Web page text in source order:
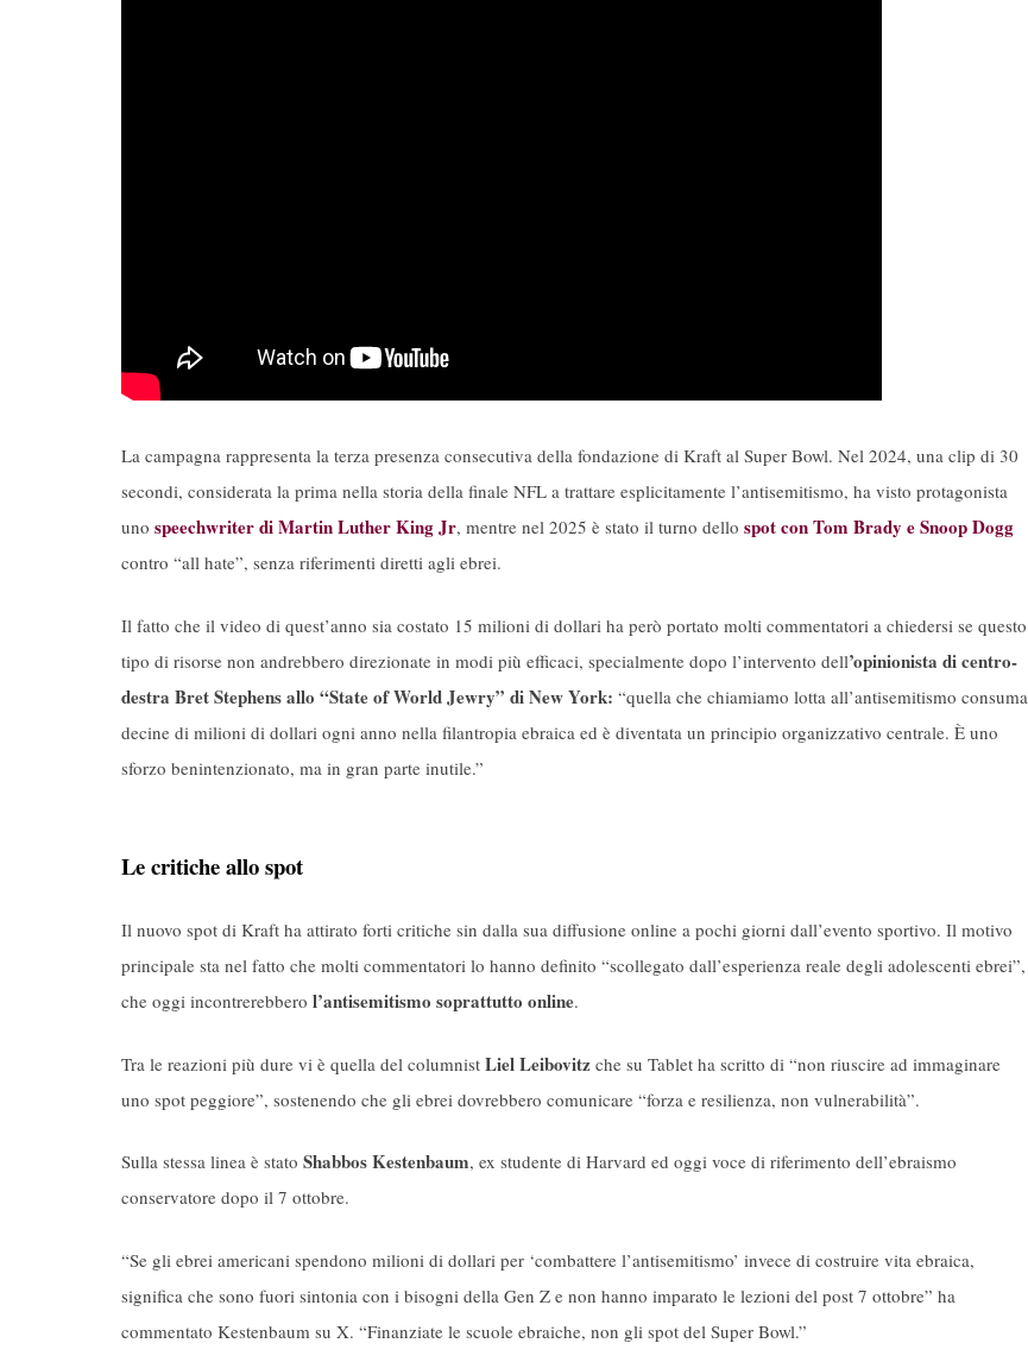
La campagna rappresenta la terza presenza consecutiva della fondazione di Kraft al Super Bowl. Nel 2024, una clip di 30
secondi, considerata la prima nella storia della finale NFL a trattare esplicitamente l’antisemitismo, ha visto protagonista
uno speechwriter di Martin Luther King Jr, mentre nel 2025 è stato il turno dello spot con Tom Brady e Snoop Dogg
contro “all hate”, senza riferimenti diretti agli ebrei.
Il fatto che il video di quest’anno sia costato 15 milioni di dollari ha però portato molti commentatori a chiedersi se questo
tipo di risorse non andrebbero direzionate in modi più efficaci, specialmente dopo l’intervento dell’opinionista di centro-
destra Bret Stephens allo “State of World Jewry” di New York: “quella che chiamiamo lotta all’antisemitismo consuma
decine di milioni di dollari ogni anno nella filantropia ebraica ed è diventata un principio organizzativo centrale. È uno
sforzo benintenzionato, ma in gran parte inutile.”
Le critiche allo spot
Il nuovo spot di Kraft ha attirato forti critiche sin dalla sua diffusione online a pochi giorni dall’evento sportivo. Il motivo
principale sta nel fatto che molti commentatori lo hanno definito “scollegato dall’esperienza reale degli adolescenti ebrei”,
che oggi incontrerebbero l’antisemitismo soprattutto online.
Tra le reazioni più dure vi è quella del columnist Liel Leibovitz che su Tablet ha scritto di “non riuscire ad immaginare
uno spot peggiore”, sostenendo che gli ebrei dovrebbero comunicare “forza e resilienza, non vulnerabilità”.
Sulla stessa linea è stato Shabbos Kestenbaum, ex studente di Harvard ed oggi voce di riferimento dell’ebraismo
conservatore dopo il 7 ottobre.
“Se gli ebrei americani spendono milioni di dollari per ‘combattere l’antisemitismo’ invece di costruire vita ebraica,
significa che sono fuori sintonia con i bisogni della Gen Z e non hanno imparato le lezioni del post 7 ottobre” ha
commentato Kestenbaum su X. “Finanziate le scuole ebraiche, non gli spot del Super Bowl.”